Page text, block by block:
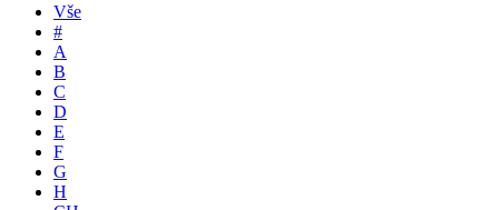
Vše
#
A
B
C
D
E
F
G
H